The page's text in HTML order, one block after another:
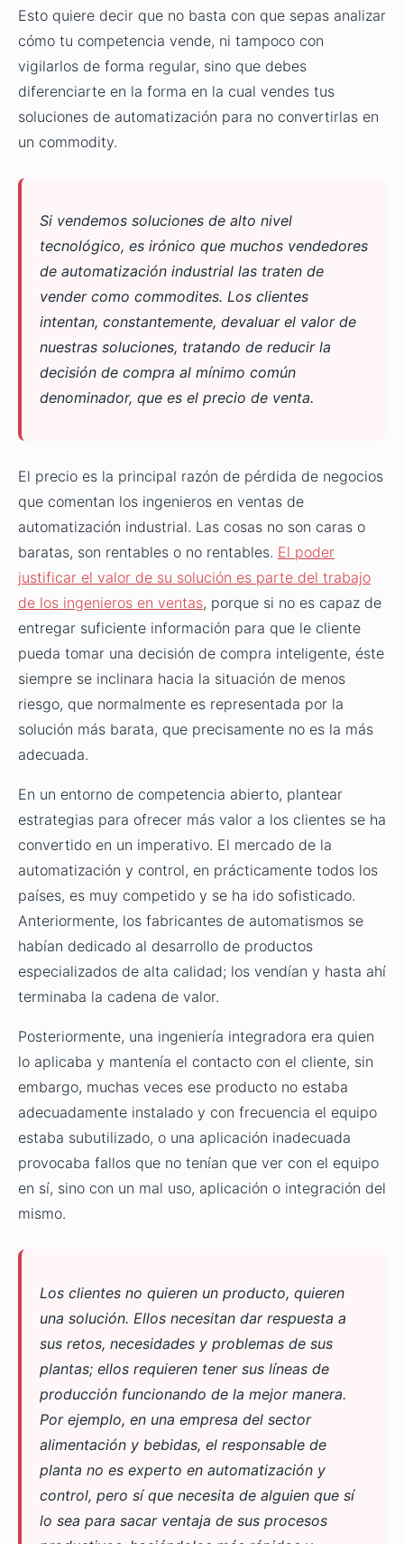
Esto quiere decir que no basta con que sepas analizar
cómo tu competencia vende, ni tampoco con
vigilarlos de forma regular, sino que debes
diferenciarte en la forma en la cual vendes tus
soluciones de automatización para no convertirlas en
un commodity.
Si vendemos soluciones de alto nivel
tecnológico, es irónico que muchos vendedores
de automatización industrial las traten de
vender como commodites. Los clientes
intentan, constantemente, devaluar el valor de
nuestras soluciones, tratando de reducir la
decisión de compra al mínimo común
denominador, que es el precio de venta.
El precio es la principal razón de pérdida de negocios
que comentan los ingenieros en ventas de
automatización industrial. Las cosas no son caras o
baratas, son rentables o no rentables. El poder
justificar el valor de su solución es parte del trabajo
de los ingenieros en ventas, porque si no es capaz de
entregar suficiente información para que le cliente
pueda tomar una decisión de compra inteligente, éste
siempre se inclinara hacia la situación de menos
riesgo, que normalmente es representada por la
solución más barata, que precisamente no es la más
adecuada.
En un entorno de competencia abierto, plantear
estrategias para ofrecer más valor a los clientes se ha
convertido en un imperativo. El mercado de la
automatización y control, en prácticamente todos los
países, es muy competido y se ha ido sofisticado.
Anteriormente, los fabricantes de automatismos se
habían dedicado al desarrollo de productos
especializados de alta calidad; los vendían y hasta ahí
terminaba la cadena de valor.
Posteriormente, una ingeniería integradora era quien
lo aplicaba y mantenía el contacto con el cliente, sin
embargo, muchas veces ese producto no estaba
adecuadamente instalado y con frecuencia el equipo
estaba subutilizado, o una aplicación inadecuada
provocaba fallos que no tenían que ver con el equipo
en sí, sino con un mal uso, aplicación o integración del
mismo.
Los clientes no quieren un producto, quieren
una solución. Ellos necesitan dar respuesta a
sus retos, necesidades y problemas de sus
plantas; ellos requieren tener sus líneas de
producción funcionando de la mejor manera.
Por ejemplo, en una empresa del sector
alimentación y bebidas, el responsable de
planta no es experto en automatización y
control, pero sí que necesita de alguien que sí
lo sea para sacar ventaja de sus procesos